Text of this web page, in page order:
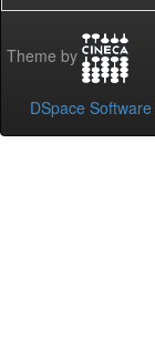
Theme by
DSpace Software